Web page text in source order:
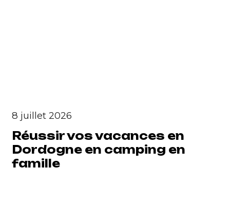
8 juillet 2026
Réussir vos vacances en
Dordogne en camping en
famille